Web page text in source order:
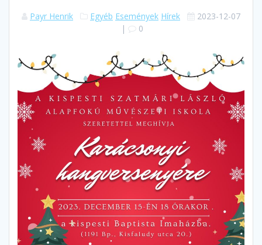
Payr Henrik Egyéb Események Hírek
2023-12-07
|
0